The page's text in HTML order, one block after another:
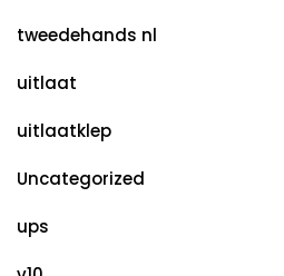
tweedehands nl
uitlaat
uitlaatklep
Uncategorized
ups